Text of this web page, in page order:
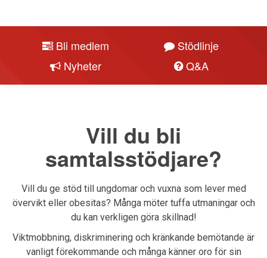
Bli medlem
Stödlinje
Nyheter
Q&A
Vill du bli
samtalsstödjare?
Vill du ge stöd till ungdomar och vuxna som lever med
övervikt eller obesitas? Många möter tuffa utmaningar och
du kan verkligen göra skillnad!
Viktmobbning, diskriminering och kränkande bemötande är
vanligt förekommande och många känner oro för sin